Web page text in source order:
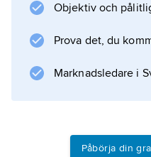
Objektiv och
Prova det, du
Marknadsledare i
Påbörja din